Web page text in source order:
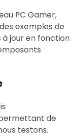
PC Gamer,
exemples de
jour en fonction
de
testons.